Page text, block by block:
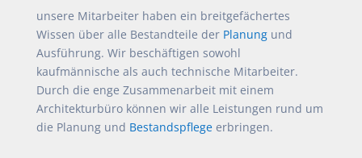
unsere Mitarbeiter haben ein breitgefächertes
Wissen über alle Bestandteile der Planungund
Ausführung. Wir beschäftigen sowohl
kaufmännische als auch technische Mitarbeiter.
Durch die enge Zusammenarbeit mit einem
Architekturbüro können wir alle Leistungen rund um
die Planung und Bestandspflegeerbringen.